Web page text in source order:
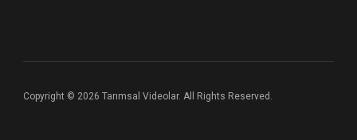
Copyright © 2026 Tarımsal Videolar. All Rights Reserved.